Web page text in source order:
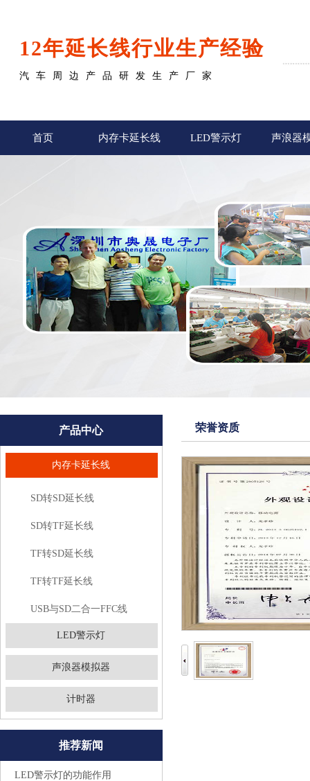
12年延长线行业生产经验
汽车周边产品研发生产厂家
首页 内存卡延长线 LED警示灯 声浪器
产品中心
内存卡延长线
SD转SD延长线
SD转TF延长线
TF转SD延长线
TF转TF延长线
USB与SD二合一FFC线
LED警示灯
声浪器模拟器
计时器
推荐新闻
LED警示灯的功能作用
荣誉资质